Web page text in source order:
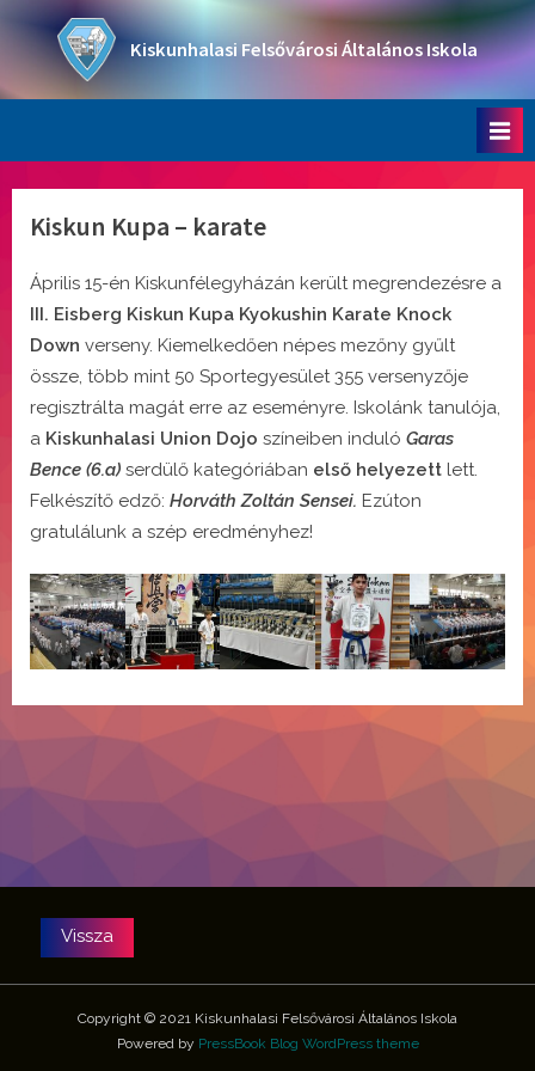
content
Kiskunhalasi Felsővárosi Általános Iskola
Kiskun Kupa – karate
Április 15-én Kiskunfélegyházán került megrendezésre a
III. Eisberg Kiskun Kupa Kyokushin Karate Knock
Down verseny. Kiemelkedően népes mezőny gyűlt
össze, több mint 50 Sportegyesület 355 versenyzője
regisztrálta magát erre az eseményre. Iskolánk tanulója,
a Kiskunhalasi Union Dojo színeiben induló Garas
Bence (6.a) serdülő kategóriában első helyezett lett.
Felkészítő edző: Horváth Zoltán Sensei. Ezúton
gratulálunk a szép eredményhez!
Copyright © 2021 Kiskunhalasi Felsővárosi Általános Iskola
Powered by PressBook Blog WordPress theme